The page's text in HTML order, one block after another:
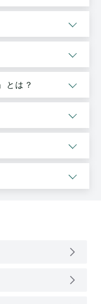
とは？
arrow_forward_ios
arrow_forward_ios